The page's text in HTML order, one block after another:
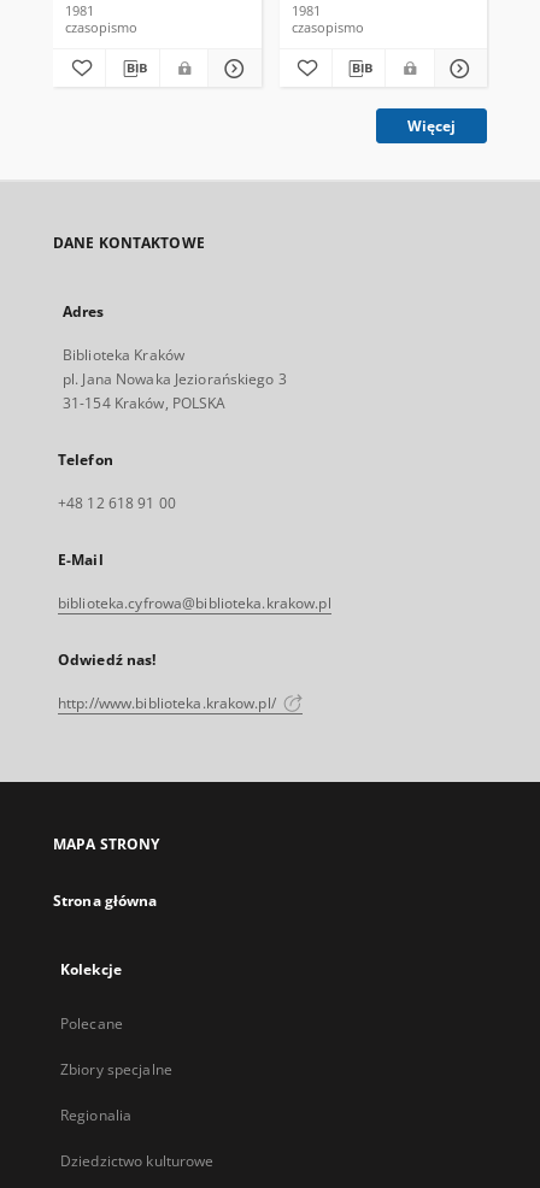
1981
czasopismo
1981
czasopismo
Więcej
DANE KONTAKTOWE
Adres
Biblioteka Kraków
pl. Jana Nowaka Jeziorańskiego 3
31-154 Kraków, POLSKA
Telefon
+48 12 618 91 00
E-Mail
biblioteka.cyfrowa@biblioteka.krakow.pl
Odwiedź nas!
http://www.biblioteka.krakow.pl/
MAPA STRONY
Strona główna
Kolekcje
Polecane
Zbiory specjalne
Regionalia
Dziedzictwo kulturowe